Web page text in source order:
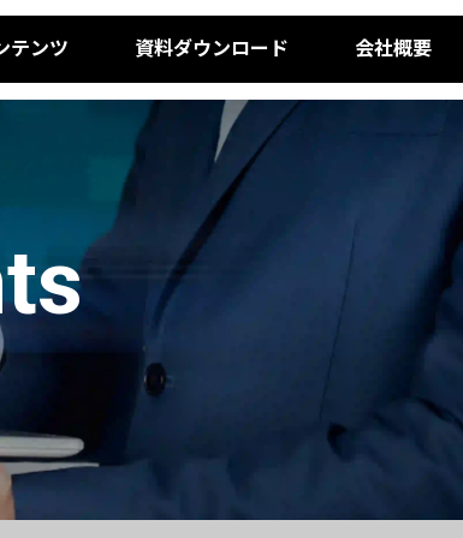
テンツ 資料ダウンロード 会社概要